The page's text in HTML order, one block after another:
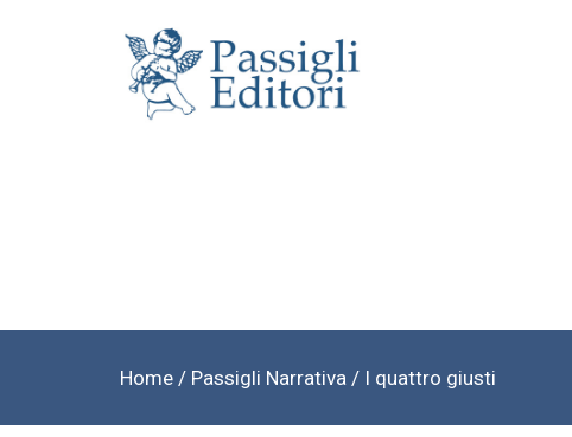
Home/ Passigli Narrativa / I quattro giusti